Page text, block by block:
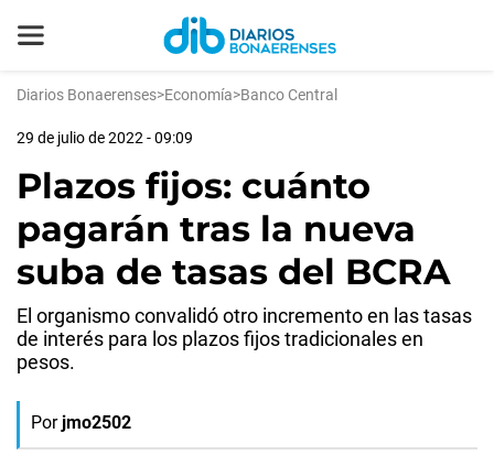
Diarios Bonaerenses>Economía>Banco Central
29 de julio de 2022 - 09:09
Plazos fijos: cuánto
pagarán tras la nueva
suba de tasas del BCRA
El organismo convalidó otro incremento en las tasas
de interés para los plazos fijos tradicionales en
pesos.
Por jmo2502